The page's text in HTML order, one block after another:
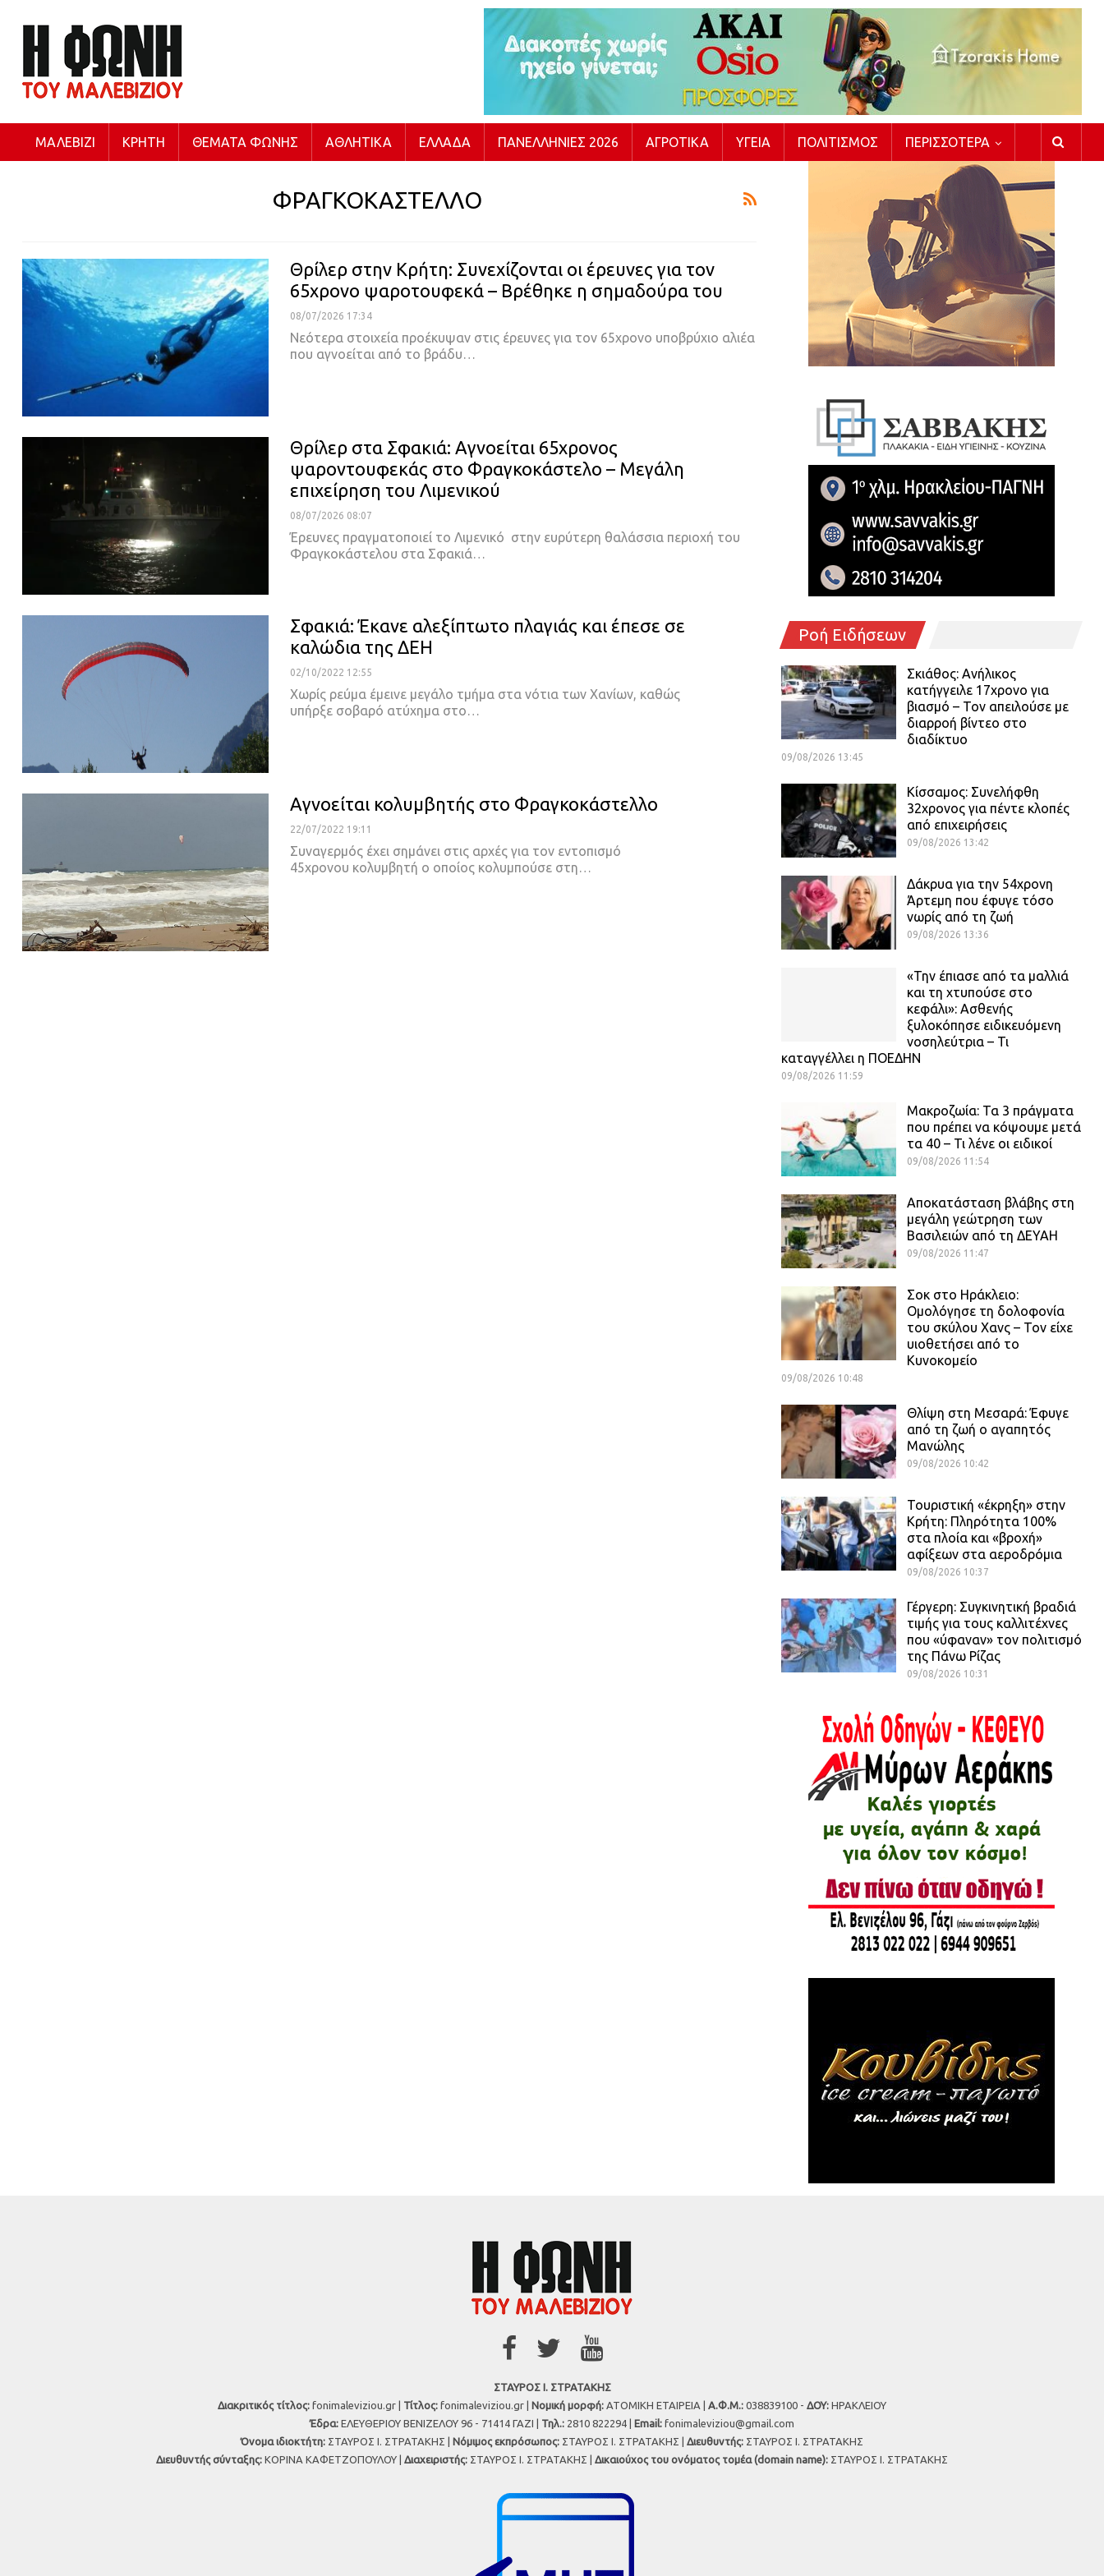
ΜΑΛΕΒΊΖΙ ΚΡΉΤΗ ΘΈΜΑΤΑ ΦΩΝΉΣ ΑΘΛΗΤΙΚΆ ΕΛΛΆΔΑ ΠΑΝΕΛΛΉΝΙΕΣ 2026 ΑΓΡΟΤΙΚΆ ΥΓΕΊΑ ΠΟΛΙΤΙΣΜΌΣ ΠΕΡΙΣΣΌΤΕΡΑ
ΦΡΑΓΚΟΚΑΣΤΕΛΛΟ
Θρίλερ στην Κρήτη: Συνεχίζονται οι έρευνες για τον
65χρονο ψαροτουφεκά – Βρέθηκε η σημαδούρα του
08/07/2026 17:34
Νεότερα στοιχεία προέκυψαν στις έρευνες για τον 65χρονο υποβρύχιο αλιέα
που αγνοείται από το βράδυ…
Θρίλερ στα Σφακιά: Αγνοείται 65χρονος
ψαροντουφεκάς στο Φραγκοκάστελο – Μεγάλη
επιχείρηση του Λιμενικού
08/07/2026 08:07
Έρευνες πραγματοποιεί το Λιμενικό στην ευρύτερη θαλάσσια περιοχή του
Φραγκοκάστελου στα Σφακιά…
Σφακιά: Έκανε αλεξίπτωτο πλαγιάς και έπεσε σε
καλώδια της ΔΕΗ
02/10/2022 12:55
Χωρίς ρεύμα έμεινε μεγάλο τμήμα στα νότια των Χανίων, καθώς
υπήρξε σοβαρό ατύχημα στο…
Αγνοείται κολυμβητής στο Φραγκοκάστελλο
22/07/2022 19:11
Συναγερμός έχει σημάνει στις αρχές για τον εντοπισμό
45χρονου κολυμβητή ο οποίος κολυμπούσε στη…
Ροή Ειδήσεων
Σκιάθος: Ανήλικος
κατήγγειλε 17χρονο για
βιασμό – Τον απειλούσε με
διαρροή βίντεο στο
διαδίκτυο
09/08/2026 13:45
Κίσσαμος: Συνελήφθη
32χρονος για πέντε κλοπές
από επιχειρήσεις
09/08/2026 13:42
Δάκρυα για την 54χρονη
Άρτεμη που έφυγε τόσο
νωρίς από τη ζωή
09/08/2026 13:36
«Την έπιασε από τα μαλλιά
και τη χτυπούσε στο
κεφάλι»: Ασθενής
ξυλοκόπησε ειδικευόμενη
νοσηλεύτρια – Τι
καταγγέλλει η ΠΟΕΔΗΝ
09/08/2026 11:59
Μακροζωία: Τα 3 πράγματα
που πρέπει να κόψουμε μετά
τα 40 – Τι λένε οι ειδικοί
09/08/2026 11:54
Αποκατάσταση βλάβης στη
μεγάλη γεώτρηση των
Βασιλειών από τη ΔΕΥΑΗ
09/08/2026 11:47
Σοκ στο Ηράκλειο:
Ομολόγησε τη δολοφονία
του σκύλου Χανς – Τον είχε
υιοθετήσει από το
Κυνοκομείο
09/08/2026 10:48
Θλίψη στη Μεσαρά: Έφυγε
από τη ζωή ο αγαπητός
Μανώλης
09/08/2026 10:42
Τουριστική «έκρηξη» στην
Κρήτη: Πληρότητα 100%
στα πλοία και «βροχή»
αφίξεων στα αεροδρόμια
09/08/2026 10:37
Γέργερη: Συγκινητική βραδιά
τιμής για τους καλλιτέχνες
που «ύφαναν» τον πολιτισμό
της Πάνω Ρίζας
09/08/2026 10:31
ΣΤΑΥΡΟΣ Ι. ΣΤΡΑΤΑΚΗΣ
Διακριτικός τίτλος: fonimaleviziou.gr | Τίτλος: fonimaleviziou.gr | Νομική μορφή: ΑΤΟΜΙΚΗ ΕΤΑΙΡΕΙΑ | Α.Φ.Μ.: 038839100 - ΔΟΥ: ΗΡΑΚΛΕΙΟΥ
Έδρα: ΕΛΕΥΘΕΡΙΟΥ ΒΕΝΙΖΕΛΟΥ 96 - 71414 ΓΑΖΙ | Τηλ.: 2810 822294 | Εmail: fonimaleviziou@gmail.com
Όνομα ιδιοκτήτη: ΣΤΑΥΡΟΣ Ι. ΣΤΡΑΤΑΚΗΣ | Νόμιμος εκπρόσωπος: ΣΤΑΥΡΟΣ Ι. ΣΤΡΑΤΑΚΗΣ | Διευθυντής: ΣΤΑΥΡΟΣ Ι. ΣΤΡΑΤΑΚΗΣ
Διευθυντής σύνταξης: ΚΟΡΙΝΑ ΚΑΦΕΤΖΟΠΟΥΛΟΥ | Διαχειριστής: ΣΤΑΥΡΟΣ Ι. ΣΤΡΑΤΑΚΗΣ | Δικαιούχος του ονόματος τομέα (domain name): ΣΤΑΥΡΟΣ Ι. ΣΤΡΑΤΑΚΗΣ